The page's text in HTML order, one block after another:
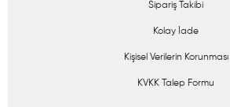
Sipariş Takibi
Kolay İade
Kişisel Verilerin Korunması
KVKK Talep Formu